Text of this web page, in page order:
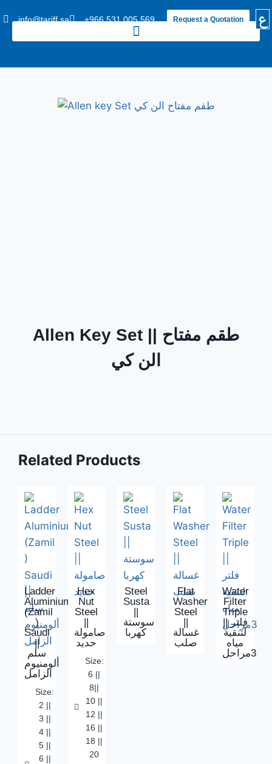
info@tariff.sa +966 531 005 569 Request a Quotation ع
Allen Key Set || طقم مفتاح
الن كي
Related Products
Ladder
Aluminium
(Zamil
)
Saudi
||
سلم
ألومنيوم
الزامل
Size:
2 ||
3 ||
4 ||
5 ||
6 ||
Hex
Nut
Steel
||
صامولة
حديد
Size:
6 ||
8||
10 ||
12 ||
16 ||
18 ||
20
Steel
Susta
||
سوستة
كهربا
Flat
Washer
Steel
||
غسالة
صلب
Water
Filter
Triple
|| فلتر
لتنقية
مياه
3مراحل